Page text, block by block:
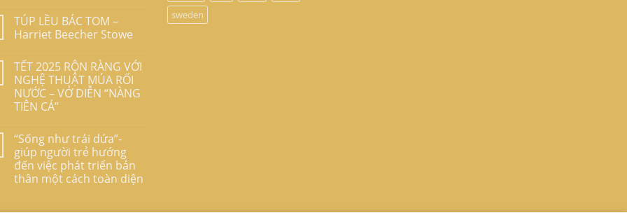
TÚP LỀU BÁC TOM –
Harriet Beecher Stowe
TẾT 2025 RỘN RÀNG VỚI
NGHỆ THUẬT MÚA RỐI
NƯỚC – VỞ DIỄN “NÀNG
TIÊN CÁ”
“Sống như trái dứa”-
giúp người trẻ hướng
đến việc phát triển bản
thân một cách toàn diện
sweden